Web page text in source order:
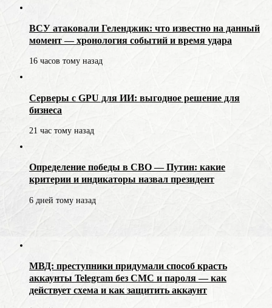
ВСУ атаковали Геленджик: что известно на данный
момент — хронология событий и время удара
16 часов тому назад
Серверы с GPU для ИИ: выгодное решение для
бизнеса
21 час тому назад
Определение победы в СВО — Путин: какие
критерии и индикаторы назвал президент
6 дней тому назад
МВД: преступники придумали способ красть
аккаунты Telegram без СМС и пароля — как
действует схема и как защитить аккаунт